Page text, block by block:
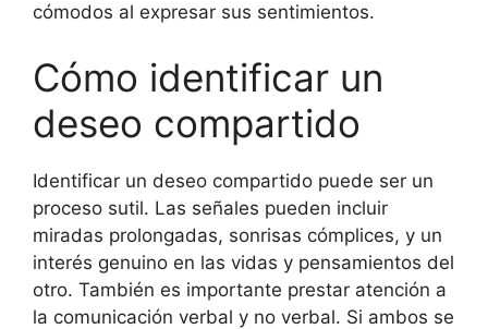
cómodos al expresar sus sentimientos.
Cómo identificar un
deseo compartido
Identificar un deseo compartido puede ser un
proceso sutil. Las señales pueden incluir
miradas prolongadas, sonrisas cómplices, y un
interés genuino en las vidas y pensamientos del
otro. También es importante prestar atención a
la comunicación verbal y no verbal. Si ambos se